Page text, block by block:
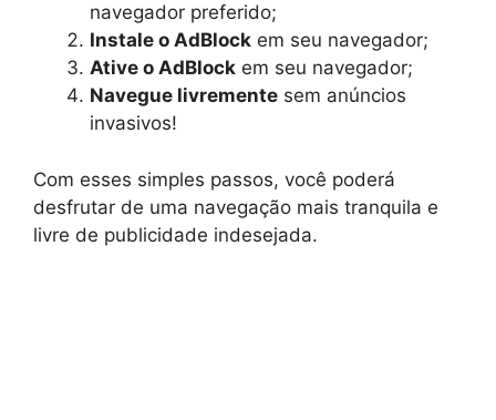
navegador preferido;
Instale o AdBlock em seu navegador;
Ative o AdBlock em seu navegador;
Navegue livremente sem anúncios
invasivos!
Com esses simples passos, você poderá
desfrutar de uma navegação mais tranquila e
livre de publicidade indesejada.